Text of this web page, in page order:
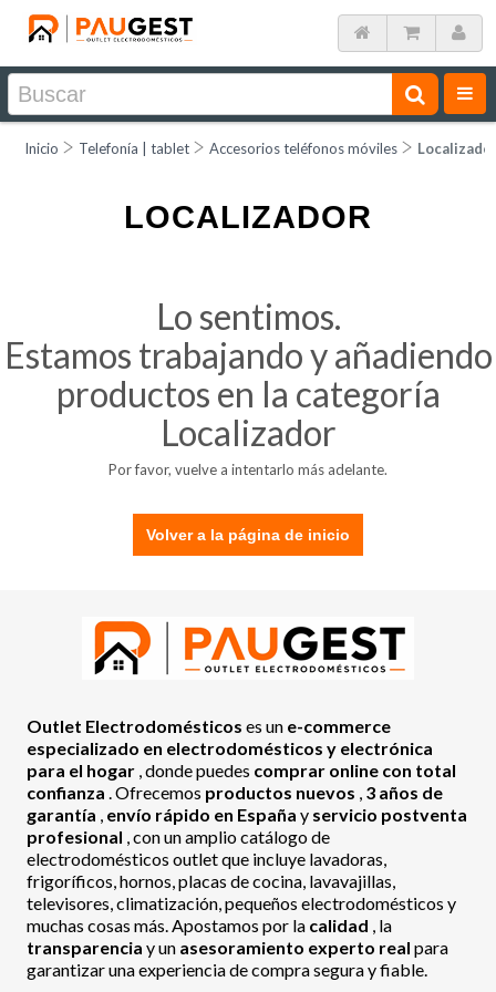
Inicio Telefonía | tablet Accesorios teléfonos móviles
LOCALIZADOR
Lo sentimos.
Estamos trabajando y añadiendo
productos en la categoría
Localizador
Por favor, vuelve a intentarlo más adelante.
Volver a la página de inicio
Outlet Electrodomésticos es un e-commerce
especializado en electrodomésticos y electrónica
para el hogar , donde puedes comprar online con total
confianza . Ofrecemos productos nuevos , 3 años de
garantía , envío rápido en España y servicio postventa
profesional , con un amplio catálogo de
electrodomésticos outlet que incluye lavadoras,
frigoríficos, hornos, placas de cocina, lavavajillas,
televisores, climatización, pequeños electrodomésticos y
muchas cosas más. Apostamos por la calidad , la
transparencia y un asesoramiento experto real para
garantizar una experiencia de compra segura y fiable.